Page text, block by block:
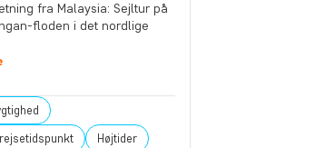
fra Malaysia: Sejltur på
floden i det nordlige
Højtider